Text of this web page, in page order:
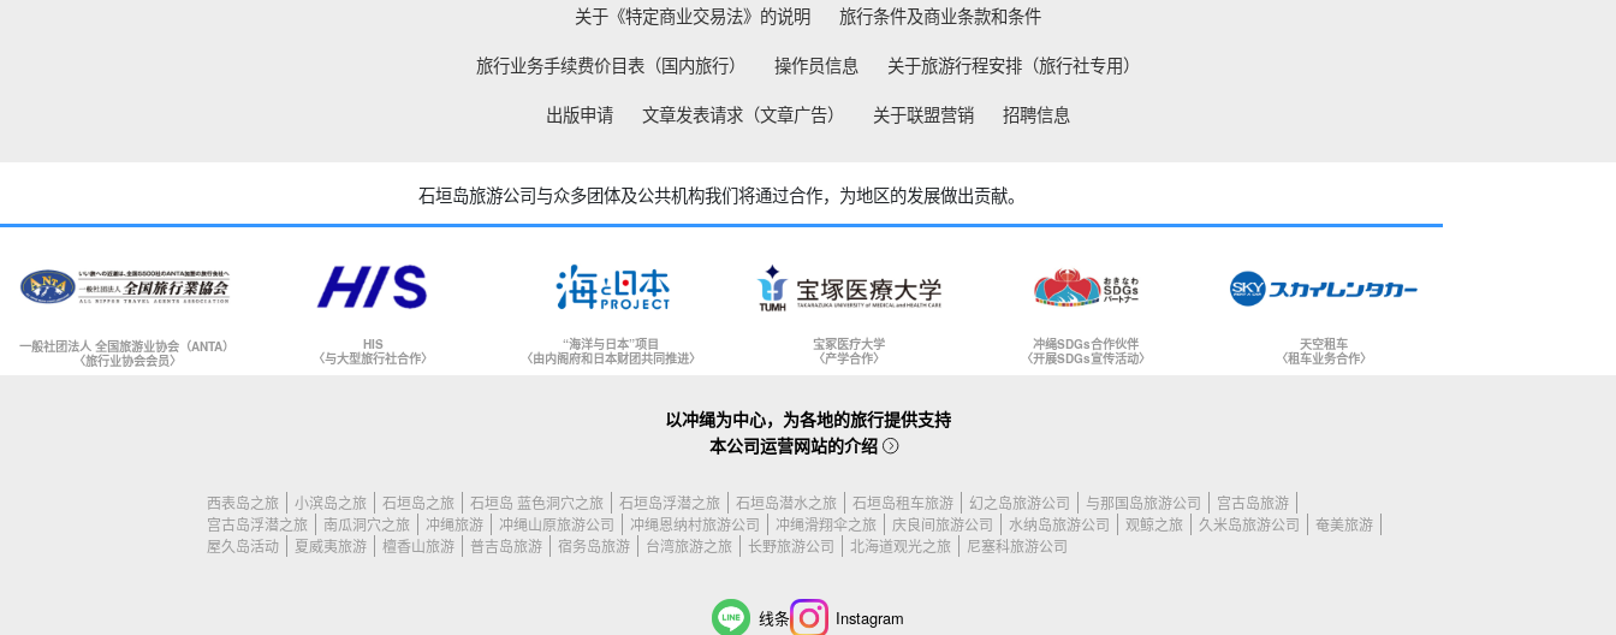
关于《特定商业交易法》的说明
旅行条件及商业条款和条件
旅行业务手续费价目表（国内旅行）
操作员信息
关于旅游行程安排（旅行社专用）
出版申请
文章发表请求（文章广告） 关于联盟营销 招聘信息
石垣岛旅游公司与众多团体及公共机构我们将通过合作，为地区的发展做出贡献。
一般社团法人 全国旅游业协会（ANTA）
〈旅行业协会会员〉
HIS
〈与大型旅行社合作〉
“海洋与日本”项目
〈由内阁府和日本财团共同推进〉
宝冢医疗大学
〈产学合作〉
冲绳SDGs合作伙伴
〈开展SDGs宣传活动〉
天空租车
〈租车业务合作〉
以冲绳为中心，为各地的旅行提供支持
本公司运营网站的介绍
西表岛之旅 小滨岛之旅 石垣岛之旅 石垣岛 蓝色洞穴之旅 石垣岛浮潜之旅 石垣岛潜水之旅 石垣岛租车旅游 幻之岛旅游公司 与那国岛旅游公司
宫古岛旅游
宫古岛浮潜之旅
南瓜洞穴之旅 冲绳旅游 冲绳山原旅游公司 冲绳恩纳村旅游公司 冲绳滑翔伞之旅 庆良间旅游公司 水纳岛旅游公司 观鲸之旅 久米岛旅游公司
奄美旅游
屋久岛活动
夏威夷旅游 檀香山旅游 普吉岛旅游 宿务岛旅游 台湾旅游之旅 长野旅游公司 北海道观光之旅 尼塞科旅游公司
线条 Instagram